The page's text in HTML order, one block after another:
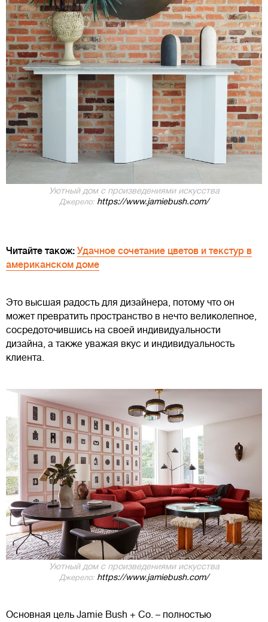
Уютный дом с произведениями искусства
Джерело: https://www.jamiebush.com/
Читайте також: Удачное сочетание цветов и текстур в
американском доме
Это высшая радость для дизайнера, потому что он
может превратить пространство в нечто великолепное,
сосредоточившись на своей индивидуальности
дизайна, а также уважая вкус и индивидуальность
клиента.
Уютный дом с произведениями искусства
Джерело: https://www.jamiebush.com/
Основная цель Jamie Bush + Co. – полностью